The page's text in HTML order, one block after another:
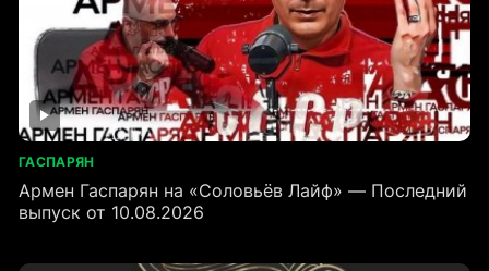
ГАСПАРЯН
Армен Гаспарян на «Соловьёв Лайф» — Последний
выпуск от 10.08.2026